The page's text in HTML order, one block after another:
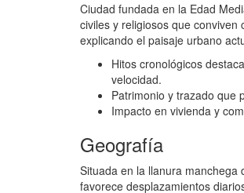
Ciudad fundada en la Edad
civiles y religiosos que
explicando el paisaje urbano
Hitos cronológicos
velocidad.
Patrimonio y trazado que
Impacto en vivienda y
Geografía
Situada en la llanura
favorece desplazamientos